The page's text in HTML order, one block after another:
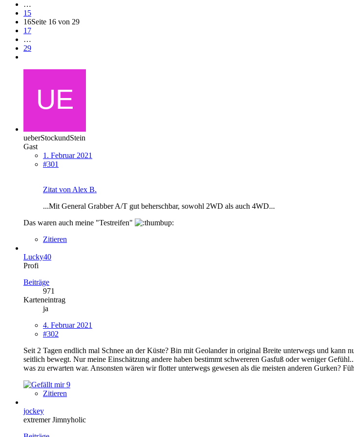
…
15
16Seite 16 von 29
17
…
29
ueberStockundStein
Gast
1. Februar 2021
#301
Zitat von Alex B.
...Mit General Grabber A/T gut beherschbar, sowohl 2WD als auch 4WD...
Das waren auch meine "Testreifen"
Zitieren
Lucky40
Profi
Beiträge
971
Karteneintrag
ja
4. Februar 2021
#302
Seit 2 Tagen endlich mal Schnee an der Küste? Bin mit Geolander in original Breite unterwegs und kann
seitlich bewegt. Nur meine Einschätzung andere haben bestimmt schwereren Gasfuß oder weniger
was zu erwarten war. Ansonsten wären wir flotter unterwegs gewesen als die meisten anderen Gurken?
9
Zitieren
jockey
extremer Jimnyholic